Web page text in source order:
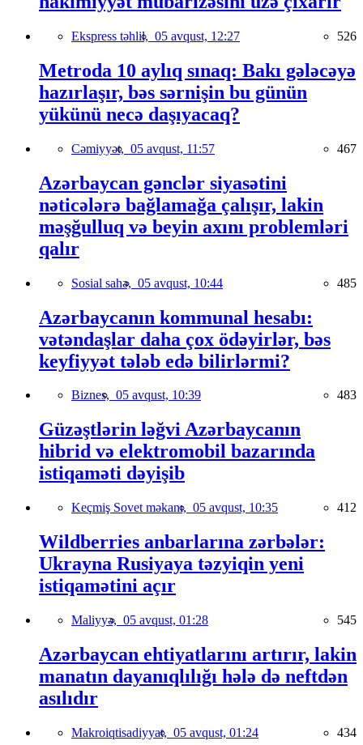
Ekspress təhlil, 05 avqust, 12:27 526
Metroda 10 aylıq sınaq: Bakı gələcəyə
hazırlaşır, bəs sərnişin bu günün
yükünü necə daşıyacaq?
Cəmiyyət, 05 avqust, 11:57 467
Azərbaycan gənclər siyasətini
nəticələrə bağlamağa çalışır, lakin
məşğulluq və beyin axını problemləri
qalır
Sosial sahə, 05 avqust, 10:44 485
Azərbaycanın kommunal hesabı:
vətəndaşlar daha çox ödəyirlər, bəs
keyfiyyət tələb edə bilirlərmi?
Biznes, 05 avqust, 10:39 483
Güzəştlərin ləğvi Azərbaycanın
hibrid və elektromobil bazarında
istiqaməti dəyişib
Keçmiş Sovet məkanı, 05 avqust, 10:35 412
Wildberries anbarlarına zərbələr:
Ukrayna Rusiyaya təzyiqin yeni
istiqamətini açır
Maliyyə, 05 avqust, 01:28 545
Azərbaycan ehtiyatlarını artırır, lakin
manatın dayanıqlılığı hələ də neftdən
asılıdır
Makroiqtisadiyyat, 05 avqust, 01:24 434